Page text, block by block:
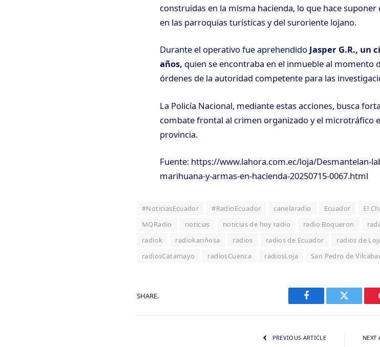
construidas en la misma hacienda, lo que hace
en las parroquias turísticas y del suroriente lojano.
Durante el operativo fue aprehendido Jasper G.R., un
años, quien se encontraba en el inmueble al momento
órdenes de la autoridad competente para las
La Policía Nacional, mediante estas acciones, busca
combate frontal al crimen organizado y el microtráfico
provincia.
Fuente: https://www.lahora.com.ec/loja/Desmantelan-
marihuana-y-armas-en-hacienda-20250715-0067.html
#NoticiasEcuador #RadioEcuador canelaradio Ecuador El
MQRadio
noticias noticias de hoy radio radio Boqueron
radiok
radiokariñosa radios radios de Ecuador radios de
radiosCatamayo
radiosCuenca radiosLoja San Pedro de
SHARE.
Facebook Twitter
PREVIOUS ARTICLE NEXT